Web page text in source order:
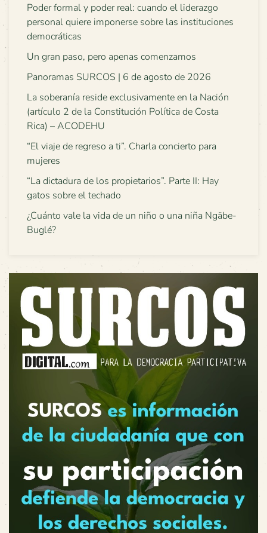
Poder formal y poder real: cuando el liderazgo
personal quiere imponerse sobre las instituciones
democráticas
Un gran paso, pero apenas comenzamos
Panoramas SURCOS | 6 de agosto de 2026
La soberanía reside exclusivamente en la Nación
(artículo 2 de la Constitución Política de Costa
Rica) – ACODEHU
“El viaje de regreso a ti”. Charla concierto para
mujeres
“La dictadura de los propietarios”. Parte II: Hay
gatos sobre el techado
¿Cuánto vale la vida de un niño o una niña Ngäbe-
Buglé?